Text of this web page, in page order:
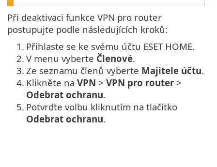
Při deaktivaci funkce VPN pro router
postupujte podle následujících kroků:
1. Přihlaste se ke svému účtu ESET HOME.
2. V menu vyberte Členové.
3. Ze seznamu členů vyberte Majitele účtu.
4. Klikněte na VPN > VPN pro router >
Odebrat ochranu.
5. Potvrďte volbu kliknutím na tlačítko
Odebrat ochranu.